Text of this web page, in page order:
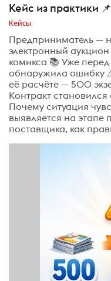
Кейс из практики 📌
Кейсы
Предприниматель —
электронный
комикса 📚 Уже
обнаружила ошибку
её расчёте — 500
Контракт
Почему ситуация
выявляется на этапе
поставщика, как